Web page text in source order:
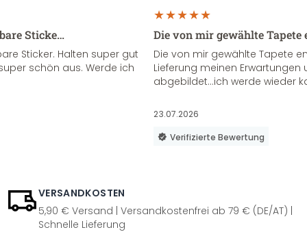
Sticke…
Sticker. Halten super gut
schön aus. Werde ich
Die von mir gewählte
Die von mir gewählte Tapete
Lieferung meinen Erwartungen
abgebildet...ich werde wieder
23.07.2026
Verifizierte Bewertung
VERSANDKOSTEN
5,90 € Versand | Versandkostenfrei ab 79 € (DE/AT) |
Schnelle Lieferung